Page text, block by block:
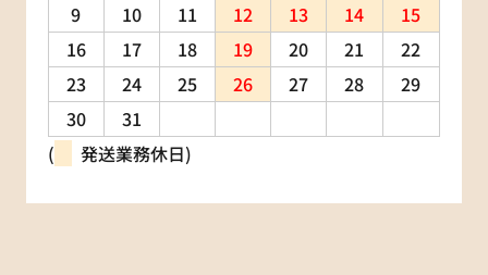
9
10 11 12 13 14
15
16
17 18 19 20 21
22
23
24 25 26 27 28
29
30
31
(
発送業務休日)